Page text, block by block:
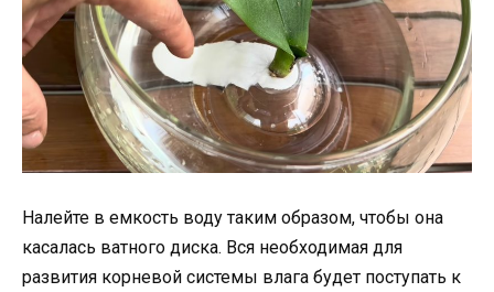
Налейте в емкость воду таким образом, чтобы она
касалась ватного диска. Вся необходимая для
развития корневой системы влага будет поступать к